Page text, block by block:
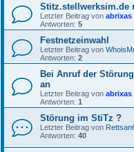
Stitz.stellwerksim.de
Letzter Beitrag von abrixas
Antworten: 5
Festnetzeinwahl
Letzter Beitrag von
Antworten: 2
Bei Anruf der
an
Letzter Beitrag von abrixas
Antworten: 1
Störung im StiTz ?
Letzter Beitrag von
Antworten: 40